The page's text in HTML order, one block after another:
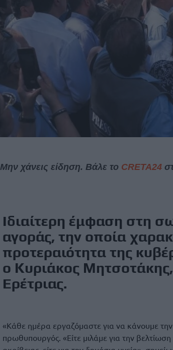
Μην χάνεις είδηση. Βάλε το CRETA24
Ιδιαίτερη έμφαση στη
αγοράς, την οποία
προτεραιότητα της
ο Κυριάκος
Ερέτριας.
«Κάθε ημέρα εργαζόμαστε για να κάνουμε
πρωθυπουργός. «Είτε μιλάμε για την